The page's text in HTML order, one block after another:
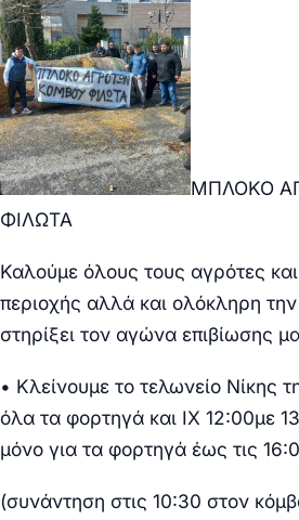
ΜΠΛΟΚΟ
ΦΙΛΩΤΑ
Καλούμε όλους τους αγρότες
περιοχής αλλά και ολόκληρη την
στηρίξει τον αγώνα επιβίωσης
• Κλείνουμε το τελωνείο Νίκης
όλα τα φορτηγά και ΙΧ 12:00με
μόνο για τα φορτηγά έως τις
(συνάντηση στις 10:30 στον